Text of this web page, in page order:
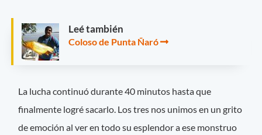
Leé también
Coloso de Punta Ñaró
La lucha continuó durante 40 minutos hasta que
finalmente logré sacarlo. Los tres nos unimos en un grito
de emoción al ver en todo su esplendor a ese monstruo